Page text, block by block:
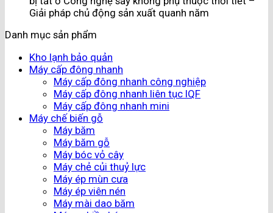
Giải pháp chủ động sản xuất quanh năm
Danh mục sản phẩm
Kho lạnh bảo quản
Máy cấp đông nhanh
Máy cấp đông nhanh công nghiệp
Máy cấp đông nhanh liên tục IQF
Máy cấp đông nhanh mini
Máy chế biến gỗ
Máy băm
Máy băm gỗ
Máy bóc vỏ cây
Máy chẻ củi thuỷ lực
Máy ép mùn cưa
Máy ép viên nén
Máy mài dao băm